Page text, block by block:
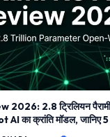
2.8 ट्रिलियन
AI का क्रांति मॉडल, जानिए